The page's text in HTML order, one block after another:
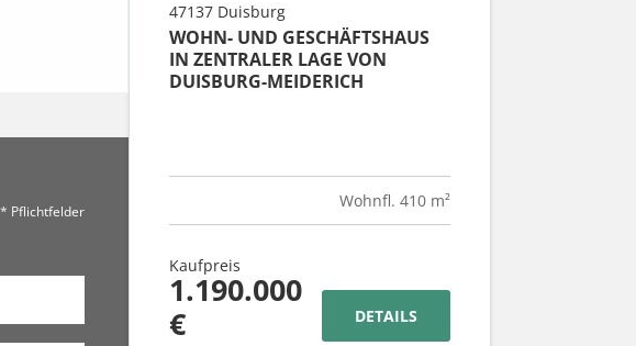
* Pflichtfelder
47137 Duisburg
WOHN- UND GESCHÄFTSHAUS
IN ZENTRALER LAGE VON
DUISBURG-MEIDERICH
Wohnfl. 410 m²
Kaufpreis
1.190.000
€
DETAILS